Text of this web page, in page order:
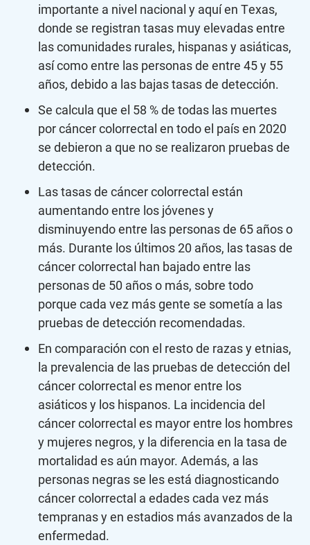
importante a nivel nacional y aquí en Texas,
donde se registran tasas muy elevadas entre
las comunidades rurales, hispanas y asiáticas,
así como entre las personas de entre 45 y 55
años, debido a las bajas tasas de detección.
Se calcula que el 58 % de todas las muertes
por cáncer colorrectal en todo el país en 2020
se debieron a que no se realizaron pruebas de
detección.
Las tasas de cáncer colorrectal están
aumentando entre los jóvenes y
disminuyendo entre las personas de 65 años o
más. Durante los últimos 20 años, las tasas de
cáncer colorrectal han bajado entre las
personas de 50 años o más, sobre todo
porque cada vez más gente se sometía a las
pruebas de detección recomendadas.
En comparación con el resto de razas y etnias,
la prevalencia de las pruebas de detección del
cáncer colorrectal es menor entre los
asiáticos y los hispanos. La incidencia del
cáncer colorrectal es mayor entre los hombres
y mujeres negros, y la diferencia en la tasa de
mortalidad es aún mayor. Además, a las
personas negras se les está diagnosticando
cáncer colorrectal a edades cada vez más
tempranas y en estadios más avanzados de la
enfermedad.